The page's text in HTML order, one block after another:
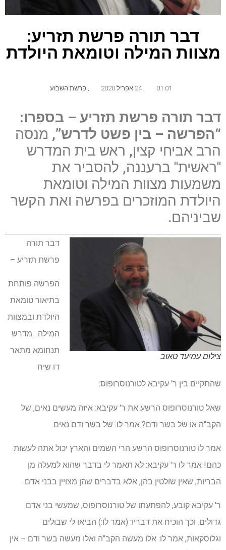
דבר תורה פרשת תזריע:
מצוות המילה וטומאת היולדת
01:01 24 אפריל 2020 פרשת השבוע
דבר תורה פרשת תזריע – בספרו:
“הפרשה – בין פשט לדרש”, מנסה
הרב אביחי קצין, ראש בית המדרש
"ראשית" ברעננה, להסביר את
משמעות מצוות המילה וטומאת
היולדת המוזכרים בפרשה ואת הקשר
שביניהם.
צילום עמיעד טאוב
דבר תורה
פרשת תזריע –
הפרשה פותחת
בתיאור טומאת
היולדת ובמצוות
המילה . מדרש
תנחומא מתאר
דו שיח
שהתקיים בין ר' עקיבא לטורנוסרופוס:
שאל טורנוסרופוס הרשע את ר' עקיבא: איזה מעשים נאים, של
הקב"ה או של בשר ודם? אמר לו: של בשר ודם נאים.
אמר לו טורנוסרופוס הרשע הרי השמים והארץ יכול אתה לעשות
כהם! אמר לו ר' עקיבא: לא תאמר לי בדבר שהוא למעלה מן
הבריות, שאין שולטין בהן, אלא בדברים שהן מצויין בבני אדם.
ר' עקיבא קובע, להפתעתו של טורנוסרופוס, שמעשי בני אדם
גדולים. וכך הוכיח את דבריו: (אמר לו:) הביאו לי שבולים
וגלוסקאות, אמר לו: אלו מעשה הקב"ה ואלו מעשה בשר ודם – אין